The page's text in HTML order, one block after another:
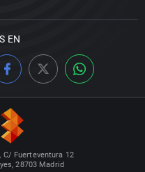
EN
C/ Fuerteventura 12
28703 Madrid